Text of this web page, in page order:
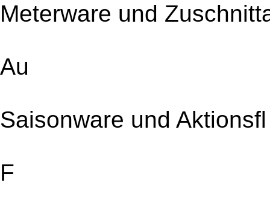
Meterware und
Au
Saisonware und Aktionsfl
F